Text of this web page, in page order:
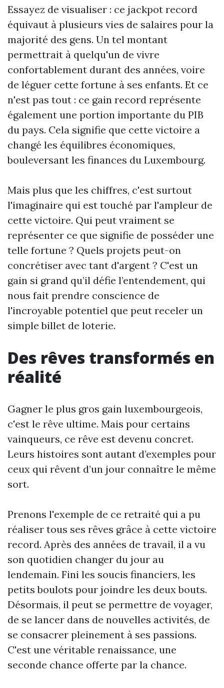
Essayez de visualiser : ce jackpot record
équivaut à plusieurs vies de salaires pour la
majorité des gens. Un tel montant
permettrait à quelqu'un de vivre
confortablement durant des années, voire
de léguer cette fortune à ses enfants. Et ce
n'est pas tout : ce gain record représente
également une portion importante du PIB
du pays. Cela signifie que cette victoire a
changé les équilibres économiques,
bouleversant les finances du Luxembourg.
Mais plus que les chiffres, c'est surtout
l'imaginaire qui est touché par l'ampleur de
cette victoire. Qui peut vraiment se
représenter ce que signifie de posséder une
telle fortune ? Quels projets peut-on
concrétiser avec tant d'argent ? C'est un
gain si grand qu’il défie l’entendement, qui
nous fait prendre conscience de
l'incroyable potentiel que peut receler un
simple billet de loterie.
Des rêves transformés en
réalité
Gagner le plus gros gain luxembourgeois,
c'est le rêve ultime. Mais pour certains
vainqueurs, ce rêve est devenu concret.
Leurs histoires sont autant d’exemples pour
ceux qui rêvent d’un jour connaître le même
sort.
Prenons l'exemple de ce retraité qui a pu
réaliser tous ses rêves grâce à cette victoire
record. Après des années de travail, il a vu
son quotidien changer du jour au
lendemain. Fini les soucis financiers, les
petits boulots pour joindre les deux bouts.
Désormais, il peut se permettre de voyager,
de se lancer dans de nouvelles activités, de
se consacrer pleinement à ses passions.
C'est une véritable renaissance, une
seconde chance offerte par la chance.